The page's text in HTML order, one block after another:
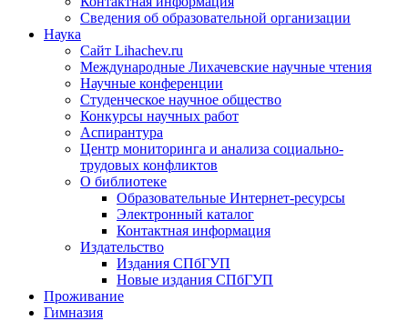
Сведения об образовательной организации
Наука
Сайт Lihachev.ru
Международные Лихачевские научные чтения
Научные конференции
Студенческое научное общество
Конкурсы научных работ
Аспирантура
Центр мониторинга и анализа социально-
трудовых конфликтов
О библиотеке
Образовательные Интернет-ресурсы
Электронный каталог
Контактная информация
Издательство
Издания СПбГУП
Новые издания СПбГУП
Проживание
Гимназия